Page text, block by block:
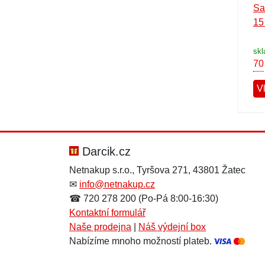
70
Darcik.cz
Netnakup s.r.o., Tyršova 271, 43801 Žatec
✉ info@netnakup.cz
☎ 720 278 200 (Po-Pá 8:00-16:30)
Kontaktní formulář
Naše prodejna
Náš výdejní box
Nabízíme mnoho možností plateb.